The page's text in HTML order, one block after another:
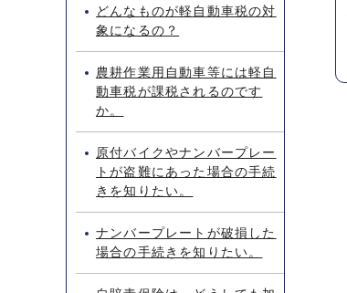
どんなものが軽自動車税の対
象になるの？
農耕作業用自動車等には軽自
動車税が課税されるのです
か。
原付バイクやナンバープレー
トが盗難にあった場合の手続
きを知りたい。
ナンバープレートが破損した
場合の手続きを知りたい。